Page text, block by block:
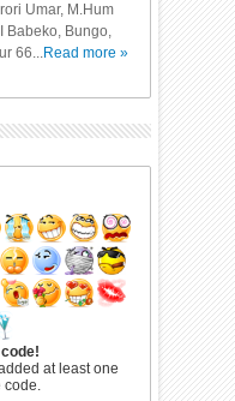
Umar, M.Hum
Babeko, Bungo,
66... Read more »
at least one